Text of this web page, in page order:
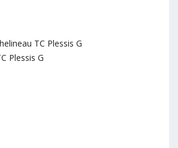
TC Plessis G
Plessis G